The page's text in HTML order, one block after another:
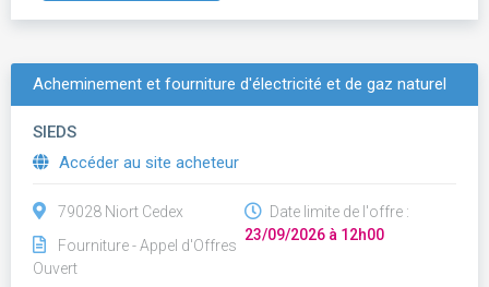
Acheminement et fourniture d'électricité et de gaz naturel
SIEDS
Accéder au site acheteur
79028 Niort Cedex
Fourniture - Appel d'Offres
Ouvert
Date limite de l'offre :
23/09/2026 à 12h00